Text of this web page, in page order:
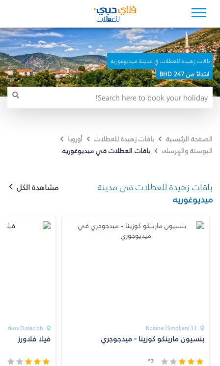
باقات زهيدة للعطلات في مدينة ميديوغوريه
ابتداءً من 247 BHD
الصفحة الرئيسية باقات زهيدة للعطلات
أوروبا
البوسنة والهرسك
باقات العطلات في ميديوغوريه
باقات زهيدة للعطلات في مدينة
ميديوغوريه
مشاهدة الكل
Corkov Dolac bb
فيلا فلاورز
11 Kozine i Smoljani
بنسيون مارينكو كوزينا - ميدجوجري
3*